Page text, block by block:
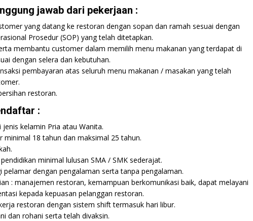
jawab dari pekerjaan :
yang datang ke restoran dengan sopan dan ramah sesuai dengan
Prosedur (SOP) yang telah ditetapkan.
membantu customer dalam memilih menu makanan yang terdapat di
dengan selera dan kebutuhan.
pembayaran atas seluruh menu makanan / masakan yang telah
restoran.
:
jenis kelamin Pria atau Wanita.
minimal 18 tahun dan maksimal 25 tahun.
minimal lulusan SMA / SMK sederajat.
pelamar dengan pengalaman serta tanpa pengalaman.
: manajemen restoran, kemampuan berkomunikasi baik, dapat melayani
kepada kepuasan pelanggan restoran.
restoran dengan sistem shift termasuk hari libur.
dan rohani serta telah divaksin.